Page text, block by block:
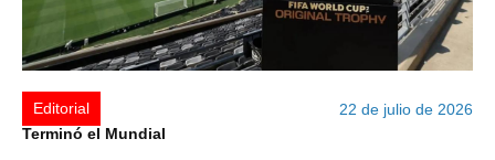
Editorial
22 de julio de 2026
Terminó el Mundial